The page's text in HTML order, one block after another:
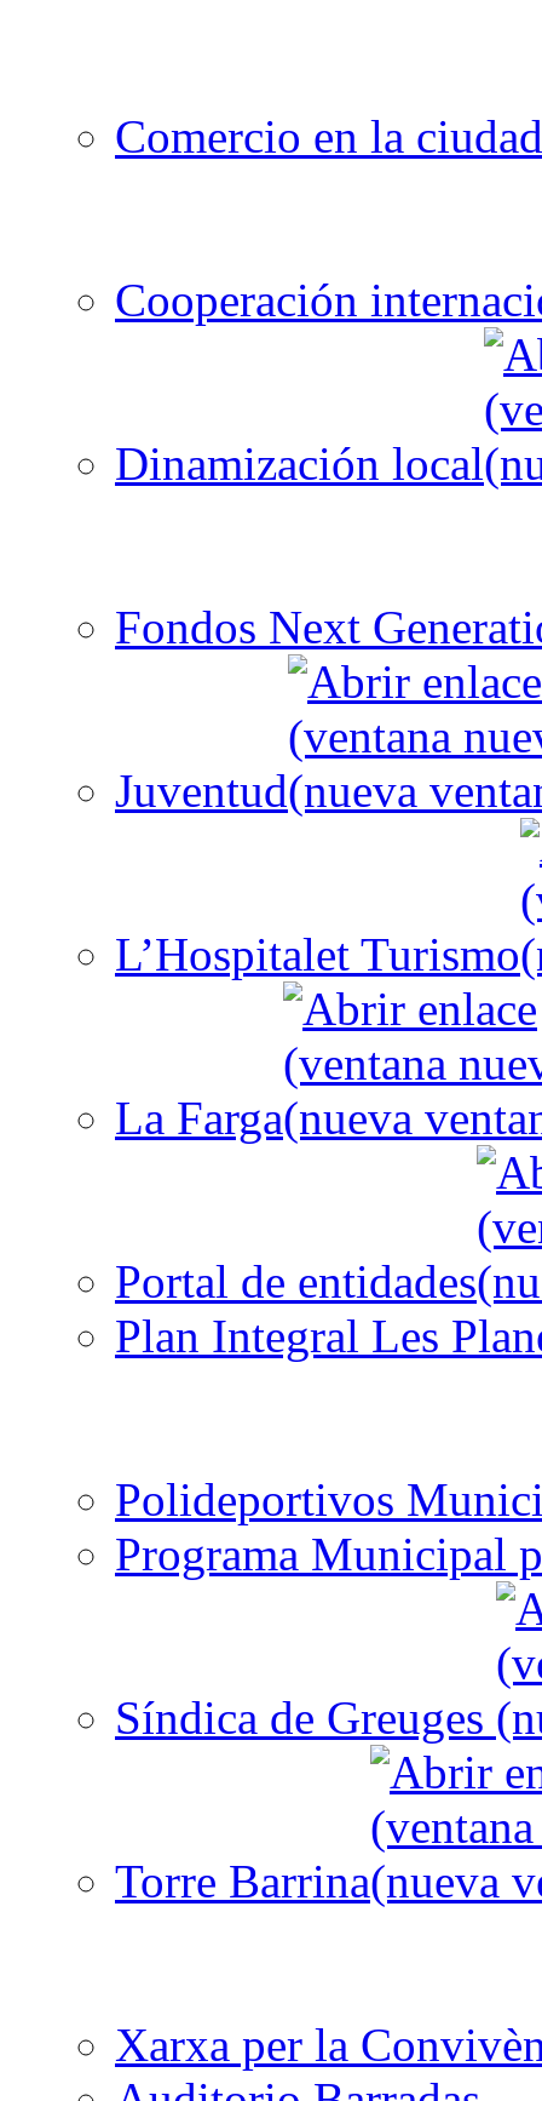
Comercio en la ciudad
Cooperación
Dinamización local
Fondos Next
Juventud
L’Hospitalet Turismo
La Farga
Portal de entidades
Plan Integral Les
Polideportivos
Programa Municipal
Síndica de Greuges
Torre Barrina
Xarxa per la